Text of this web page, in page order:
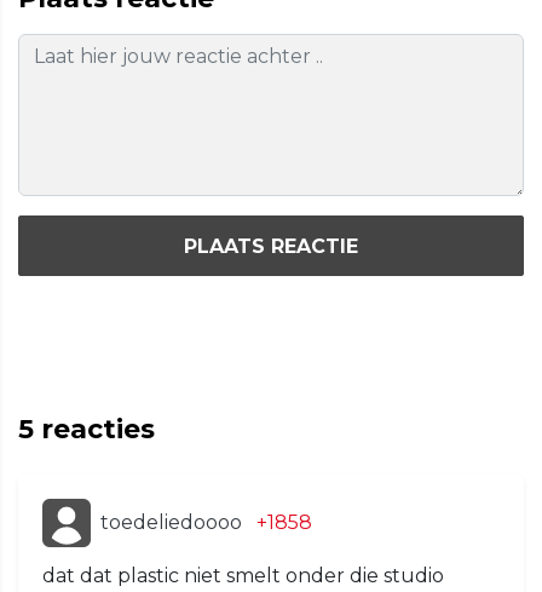
PLAATS REACTIE
5 reacties
toedeliedoooo +1858
dat dat plastic niet smelt onder die studio